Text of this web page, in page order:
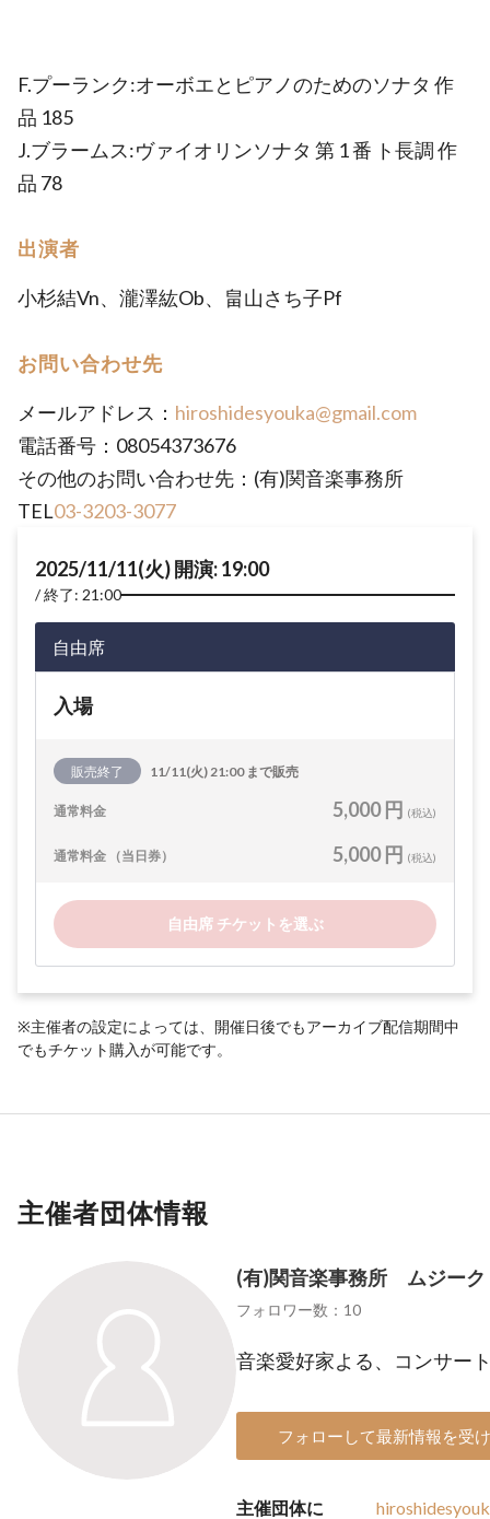
F.プーランク:オーボエとピアノのためのソナタ 作
品 185
J.ブラームス:ヴァイオリンソナタ 第 1 番 ト長調 作
品 78
出演者
小杉結Vn、瀧澤紘Ob、畠山さち子Pf
お問い合わせ先
メールアドレス： hiroshidesyouka@gmail.com
電話番号：08054373676
その他のお問い合わせ先：(有)関音楽事務所
TEL03-3203-3077
2025/11/11(火) 開演: 19:00
終了: 21:00
自由席
入場
販売終了 11/11(火) 21:00 まで販売
通常料金 5,000 円 (税込)
通常料金 （当日券） 5,000 円 (税込)
自由席 チケットを選ぶ
※主催者の設定によっては、開催日後でもアーカイブ配信期間中
でもチケット購入が可能です。
主催者団体情報
(有)関音楽事務所 ムジーク
フォロワー数：10
音楽愛好家よる、コンサー
フォローして最新情報を受
主催団体に